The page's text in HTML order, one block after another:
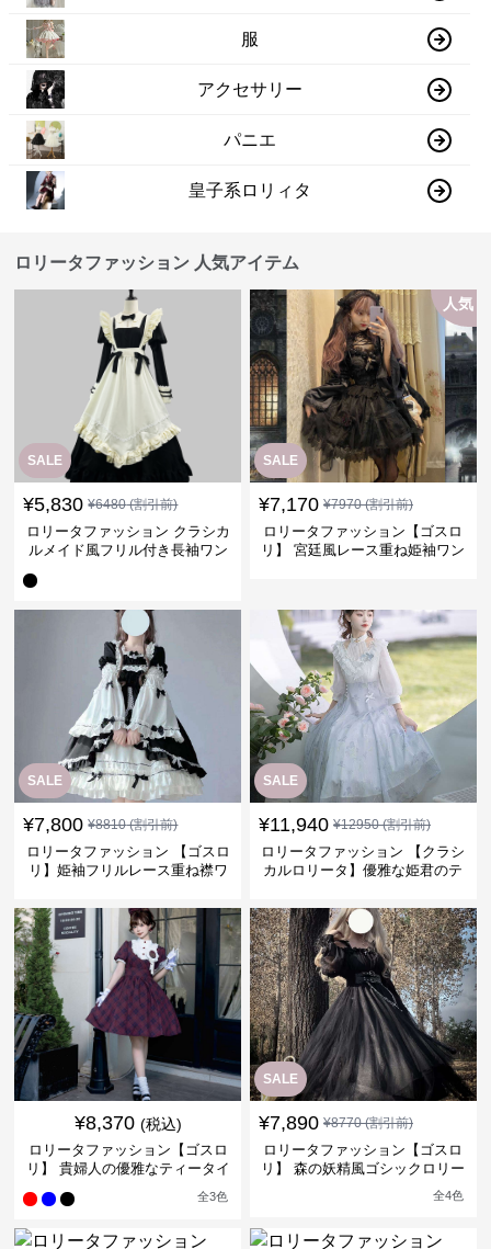
服
アクセサリー
パニエ
皇子系ロリィタ
ロリータファッション 人気アイテム
SALE
¥5,830 ¥6480(割引前)
ロリータファッション クラシカ
ルメイド風フリル付き長袖ワン
SALE
人気
¥7,170 ¥7970(割引前)
ロリータファッション【ゴスロ
リ】 宮廷風レース重ね姫袖ワン
SALE
¥7,800 ¥8810(割引前)
ロリータファッション 【ゴスロ
リ】姫袖フリルレース重ね襟ワ
SALE
¥11,940 ¥12950(割引前)
ロリータファッション 【クラシ
カルロリータ】優雅な姫君のテ
¥8,370 (税込)
ロリータファッション【ゴスロ
リ】 貴婦人の優雅なティータイ
全3色
SALE
¥7,890 ¥8770(割引前)
ロリータファッション【ゴスロ
リ】 森の妖精風ゴシックロリー
全4色